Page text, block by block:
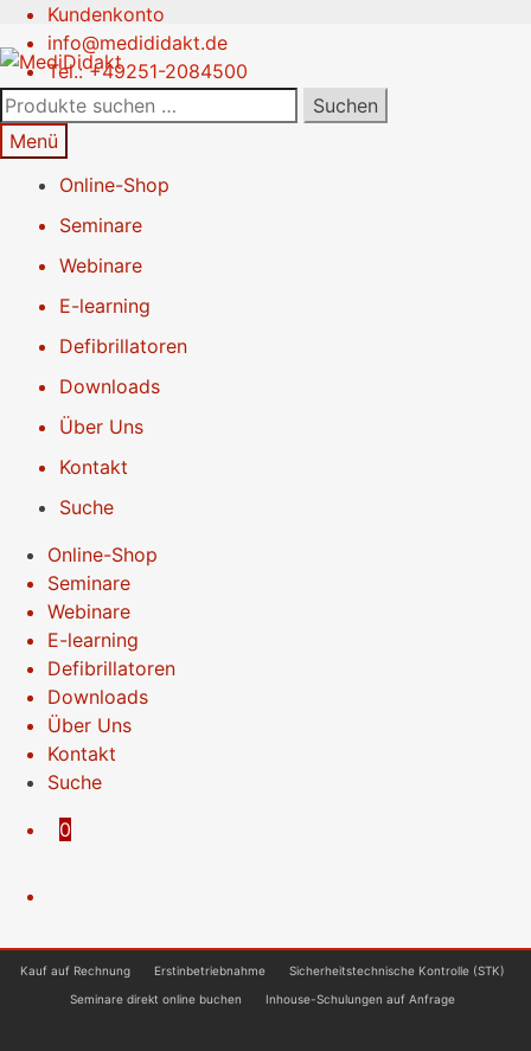
Kundenkonto
info@medididakt.de
Tel.: +49251-2084500
Zur
Navigation
springen
Springe
zum
Inhalt
Suchen
nach:
Suchen
Menü
Online-Shop
Seminare
Webinare
E-learning
Defibrillatoren
Downloads
Über Uns
Kontakt
Suche
Online-Shop
Seminare
Webinare
E-learning
Defibrillatoren
Downloads
Über Uns
Kontakt
Suche
0
Kauf auf Rechnung Erstinbetriebnahme
Sicherheitstechnische Kontrolle (STK)
Seminare direkt online buchen
Inhouse-Schulungen auf Anfrage